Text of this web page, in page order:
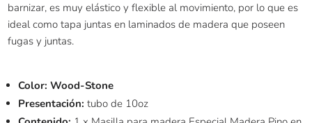
barnizar, es muy elástico y flexible al movimiento, por lo que es
ideal como tapa juntas en laminados de madera que poseen
fugas y juntas.
Color: Wood-Stone
Presentación: tubo de 10oz